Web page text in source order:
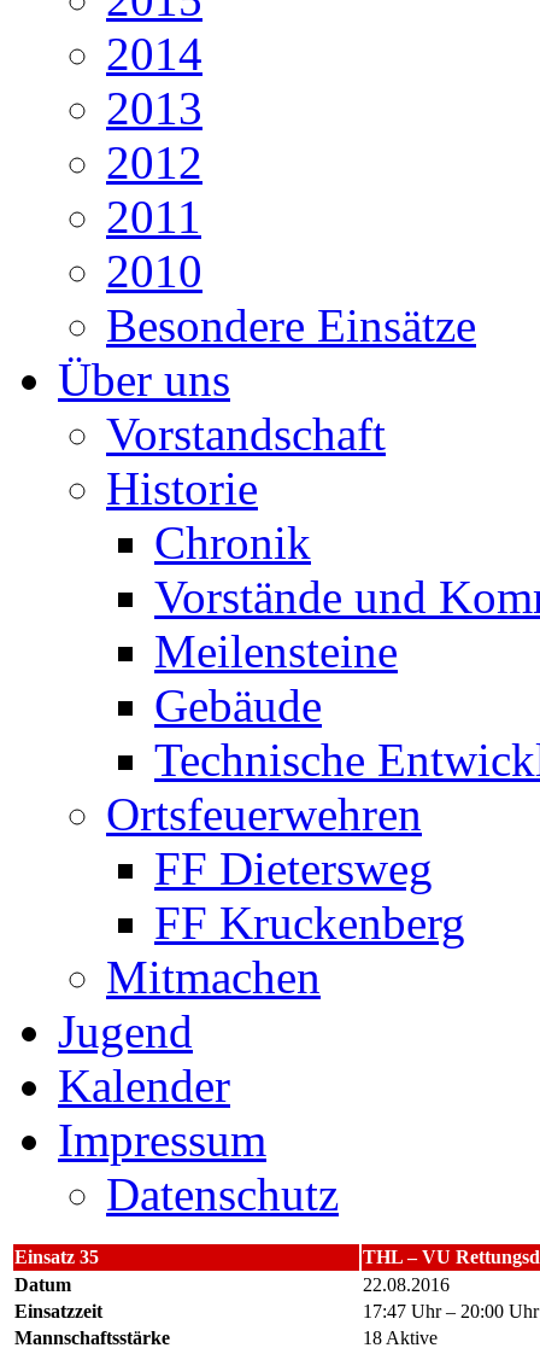
2014
2013
2012
2011
2010
Besondere Einsätze
Über uns
Vorstandschaft
Historie
Chronik
Vorstände und
Meilensteine
Gebäude
Technische
Ortsfeuerwehren
FF Dietersweg
FF Kruckenberg
Mitmachen
Jugend
Kalender
Impressum
Datenschutz
Einsatz 35
THL – VU
Datum
22.08.2016
Einsatzzeit
17:47 Uhr – 20:00 Uhr
Mannschaftsstärke
18 Aktive